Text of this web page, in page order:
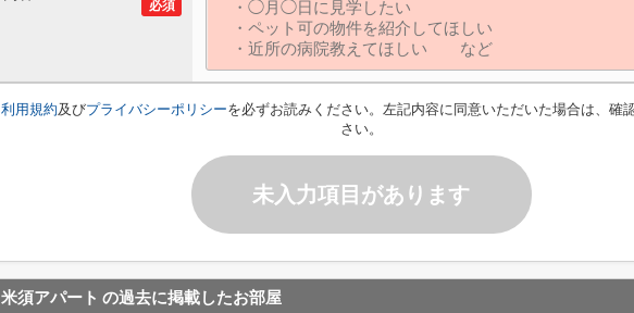
必須
利用規約及びプライバシーポリシーを必ずお読みください。左記内容に同意いただいた場合は、確
さい。
未入力項目があります
米須アパート の過去に掲載したお部屋